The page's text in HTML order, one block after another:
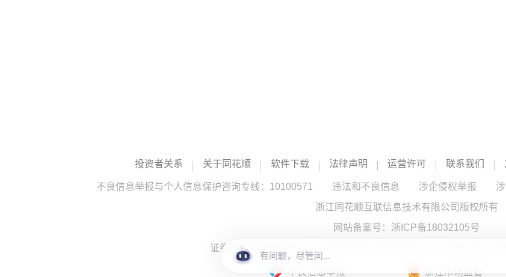
投资者关系 关于同花顺 软件下载 法律声明 运营许可 联系我们
不良信息举报与个人信息保护咨询专线：10100571 违法和不良信息 涉企侵权举报
浙江同花顺互联信息技术有限公司版权所有
网站备案号： 浙ICP备18032105号
证券投资咨询服务提供：浙江同花顺云软件有限公司 （中国证监会核
不良信息举报 浙江市场监管